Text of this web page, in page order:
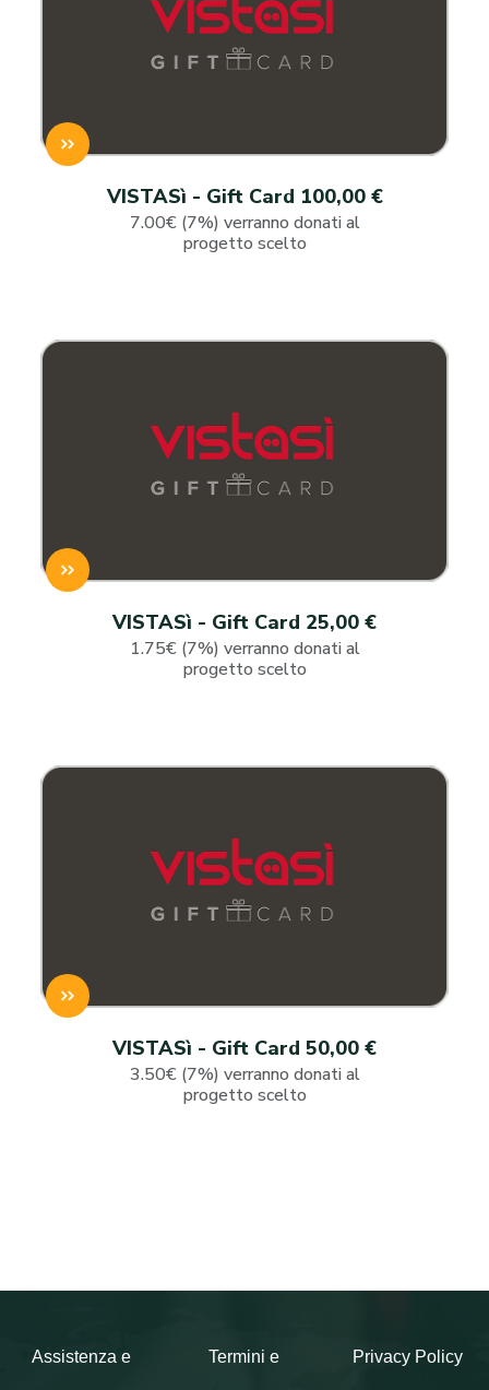
VISTASì - Gift Card 100,00 €
7.00€ (7%) verranno donati al
progetto scelto
VISTASì - Gift Card 25,00 €
1.75€ (7%) verranno donati al
progetto scelto
VISTASì - Gift Card 50,00 €
3.50€ (7%) verranno donati al
progetto scelto
Assistenza e Termini e Privacy Policy